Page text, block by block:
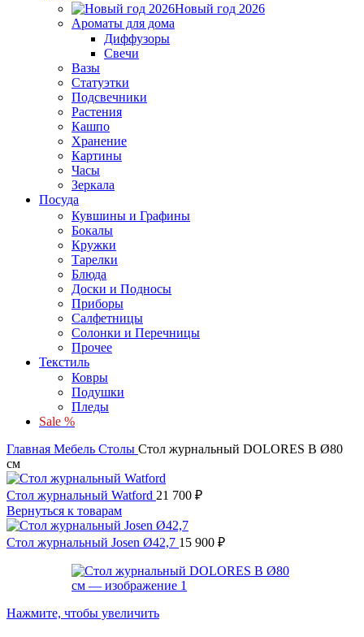
Новый год 2026
Ароматы для дома
Диффузоры
Свечи
Вазы
Статуэтки
Подсвечники
Растения
Кашпо
Хранение
Картины
Часы
Зеркала
Посуда
Кувшины и Графины
Бокалы
Кружки
Тарелки
Блюда
Доски и Подносы
Приборы
Салфетницы
Солонки и Перечницы
Прочее
Текстиль
Ковры
Подушки
Пледы
Sale %
Главная Мебель Столы Стол журнальный DOLORES B Ø80
см
Стол журнальный Watford 21 700 ₽
Вернуться к товарам
Стол журнальный Josen Ø42,7 15 900 ₽
Нажмите, чтобы увеличить